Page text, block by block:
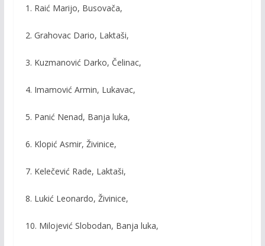
1. Raić Marijo, Busovača,
2. Grahovac Dario, Laktaši,
3. Kuzmanović Darko, Čelinac,
4. Imamović Armin, Lukavac,
5. Panić Nenad, Banja luka,
6. Klopić Asmir, Živinice,
7. Kelečević Rade, Laktaši,
8. Lukić Leonardo, Živinice,
10. Milojević Slobodan, Banja luka,